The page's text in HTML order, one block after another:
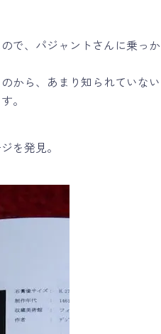
で、パジャントさんに乗っか
から、あまり知られていない
。
を発見。